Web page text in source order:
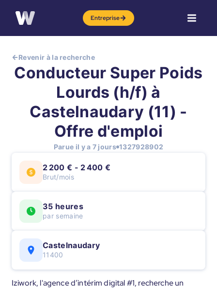
Entreprise
Revenir à la recherche
Conducteur Super Poids
Lourds (h/f) à
Castelnaudary (11) -
Offre d'emploi
Parue il y a 7 jours 1327928902
2 200 € - 2 400 €
Brut/mois
35 heures
par semaine
Castelnaudary
11400
Iziwork, l'agence d’intérim digital #1, recherche un